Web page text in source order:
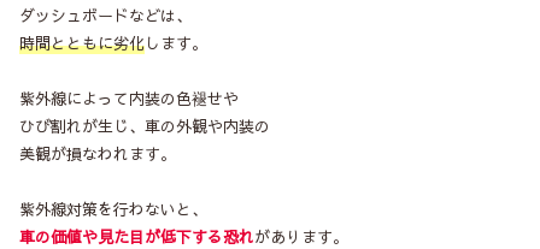
ダッシュボードなどは、
時間とともに劣化します。
紫外線によって内装の色褪せや
ひび割れが生じ、車の外観や内装の
美観が損なわれます。
紫外線対策を行わないと、
車の価値や見た目が低下する恐れがあります。